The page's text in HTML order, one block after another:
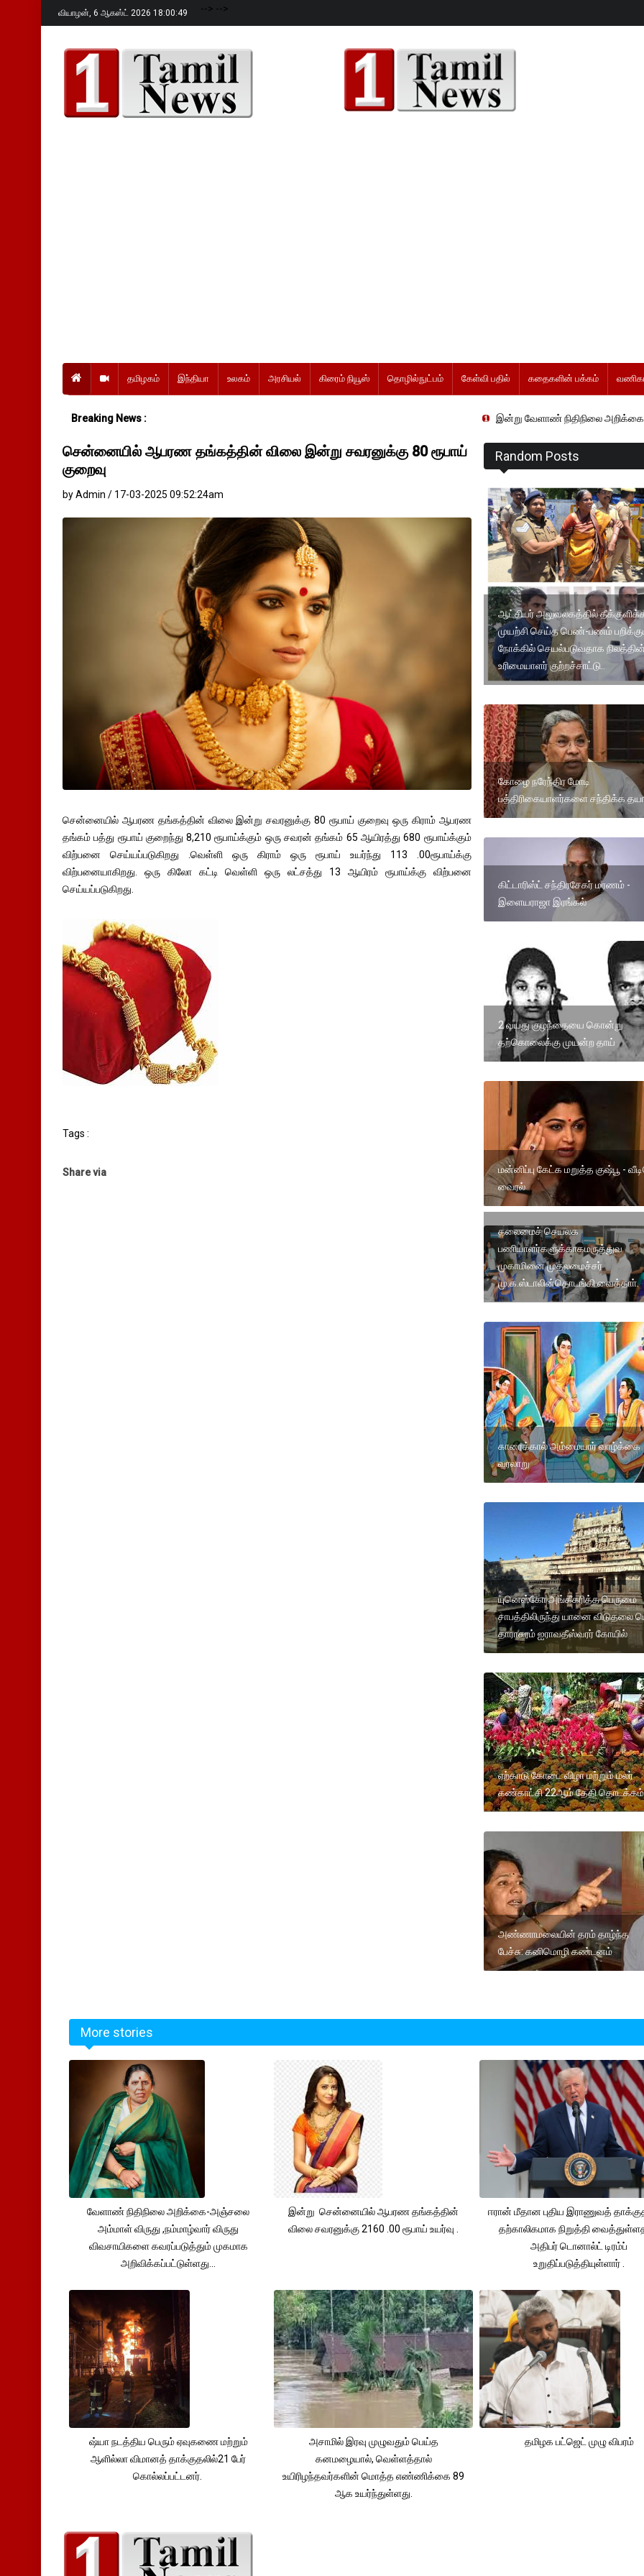
வியாழன், 6 ஆகஸ்ட் 2026 18:00:50 --> -->
தமிழகம் இந்தியா உலகம் அரசியல் கிரைம் நியூஸ் தொழில்நுட்பம் கேள்வி பதில் கதைகளின் பக்கம்
Breaking News : இன்று வேளாண் நிதிநிலை அறிக்கை தாக்கல்
சென்னையில் ஆபரண தங்கத்தின் விலை இன்று சவரனுக்கு 80 ரூபாய்
குறைவு
by Admin / 17-03-2025 09:52:24am
சென்னையில் ஆபரண தங்கத்தின் விலை இன்று சவரனுக்கு 80 ரூபாய் குறைவு ஒரு கிராம் ஆபரண
தங்கம் பத்து ரூபாய் குறைந்து 8,210 ரூபாய்க்கும் ஒரு சவரன் தங்கம் 65 ஆயிரத்து 680 ரூபாய்க்கும்
விற்பனை செய்யப்படுகிறது .வெள்ளி ஒரு கிராம் ஒரு ரூபாய் உயர்ந்து 113 .00ரூபாய்க்கு
விற்பனையாகிறது. ஒரு கிலோ கட்டி வெள்ளி ஒரு லட்சத்து 13 ஆயிரம் ரூபாய்க்கு விற்பனை
செய்யப்படுகிறது.
Tags :
Share via
Random Posts
ஆட்சியர் அலுவலகத்தில்
முயற்சி செய்த பெண்-பணம்
நோக்கில் செயல்படுவதாக
உரிமையாளர் குற்றச்சாட்டு..
கோழை நரேந்திர மோடி
பத்திரிகையாளர்களை சந்திக்க
கிட்டாரிஸ்ட் சந்திரசேகர் மரணம் -
இளையராஜா இரங்கல்
2 வயது குழந்தையை கொன்று
தற்கொலைக்கு முயன்ற தாய்
மன்னிப்பு கேட்க மறுத்த குஷ்பூ -
வைரல்
தலைமைச் செயலக
பணியாளர்களுக்காகமருத்துவ
முகாமினை முதலமைச்சர்
மு.க.ஸ்டாலின்தொடங்கி வைத்தாா்.
காரைக்கால் அம்மையார் வாழ்க்கை
வரலாறு
யுனெஸ்கோ அங்கீகரித்த பெருமை
சாபத்திலிருந்து யானை விடுதலை
தாராசுரம் ஐராவதீஸ்வரர் கோயில்
ஏற்காடு கோடை விழா மற்றும் மலர்
கண்காட்சி 22ஆம் தேதி தொடக்கம்
அண்ணாமலையின் தரம் தாழ்ந்த
பேச்சு: கனிமொழி கண்டனம்
More stories
வேளாண் நிதிநிலை அறிக்கை-அஞ்சலை
அம்மாள் விருது ,நம்மாழ்வார் விருது
விவசாயிகளை கவரப்படுத்தும் முகமாக
அறிவிக்கப்பட்டுள்ளது...
இன்று சென்னையில் ஆபரண தங்கத்தின்
விலை சவரனுக்கு 2160 .00 ரூபாய் உயர்வு .
ஈரான் மீதான புதிய இராணுவத்
தற்காலிகமாக நிறுத்தி
அதிபர் டொனால்ட் டிரம்ப்
உறுதிப்படுத்தியுள்ளார் .
ஷ்யா நடத்திய பெரும் ஏவுகணை மற்றும்
ஆளில்லா விமானத் தாக்குதலில்21 பேர்
கொல்லப்பட்டனர்.
அசாமில் இரவு முழுவதும் பெய்த
கனமழையால், வெள்ளத்தால்
உயிரிழந்தவர்களின் மொத்த எண்ணிக்கை 89
ஆக உயர்ந்துள்ளது.
தமிழக பட்ஜெட் முழு விபரம்